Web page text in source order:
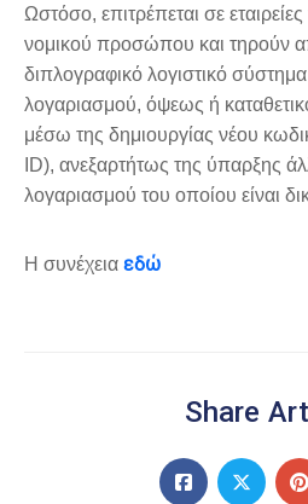
Ωστόσο, επιτρέπεται σε
νομικού προσώπου και τηρούν
διπλογραφικό λογιστικό
λογαριασμού, όψεως ή
μέσω της δημιουργίας νέου
ID), ανεξαρτήτως της ύπαρξης
λογαριασμού του οποίου είναι
Η συνέχεια εδώ
Share